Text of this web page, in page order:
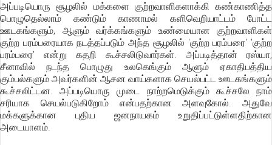
அப்படியொரு சூழலில் மக்களை குற்றவாளிகளாக்கி கண்காணித்த
பொழுதெல்லாம் கண்டும் காணாமல் களிவெறியாட்டம் போட்ட
ஊடகங்களும், ஆளும் வர்க்கங்களும் உண்மையான குற்றவாளிகள்
குற்ற பரம்பரையாக நடத்தப்படும் அந்த சூழலில் 'குற்ற பரம்பரை' 'குற்ற
பரம்பரை' என்று கதறி கூச்சலிடுவார்கள். அப்படித்தான் ரஸ்யா,
சீனாவில் நடந்த பொழுது உலகெங்கும் ஆளும் ஏகாதிபத்திய
கும்பல்களும் அவர்களின் ஆசன வாய்களாக செயல்பட்ட ஊடகங்களும்
கூச்சலிட்டன. அப்படியொரு முடை நாற்றமெடுக்கும் கூச்சலே நாம்
சரியாக செயல்படுகிறோம் என்பதற்கான அளவுகோல். அதுவே
மக்களுக்கான புதிய ஜனநாயகம் உறுதிப்பட்டுள்ளதிற்கான
அடையாளம்.